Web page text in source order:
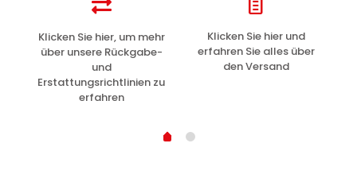
Klicken Sie hier, um mehr
über unsere Rückgabe-
und
Erstattungsrichtlinien zu
erfahren
Klicken Sie hier und
erfahren Sie alles über
den Versand